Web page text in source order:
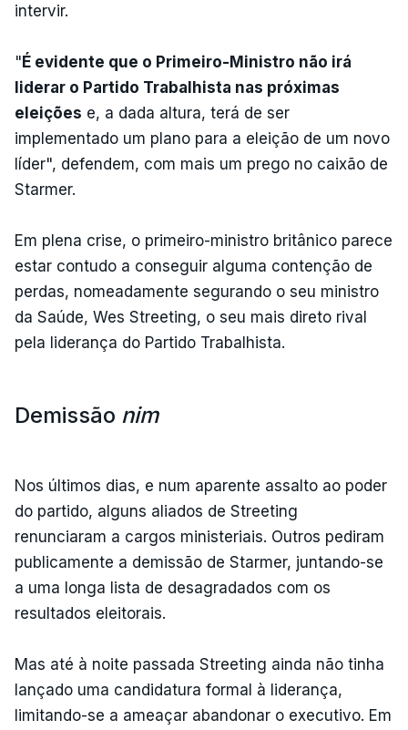
intervir.
"É evidente que o Primeiro-Ministro não irá
liderar o Partido Trabalhista nas próximas
eleições e, a dada altura, terá de ser
implementado um plano para a eleição de um novo
líder", defendem, com mais um prego no caixão de
Starmer.
Em plena crise, o primeiro-ministro britânico parece
estar contudo a conseguir alguma contenção de
perdas, nomeadamente segurando o seu ministro
da Saúde, Wes Streeting, o seu mais direto rival
pela liderança do Partido Trabalhista.
Demissão nim
Nos últimos dias, e num aparente assalto ao poder
do partido, alguns aliados de Streeting
renunciaram a cargos ministeriais. Outros pediram
publicamente a demissão de Starmer, juntando-se
a uma longa lista de desagradados com os
resultados eleitorais.
Mas até à noite passada Streeting ainda não tinha
lançado uma candidatura formal à liderança,
limitando-se a ameaçar abandonar o executivo. Em